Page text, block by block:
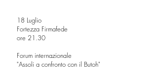
18 Luglio
Fortezza Firmafede
ore 21.30
Forum internazionale
"Assoli a confronto con il Butoh"